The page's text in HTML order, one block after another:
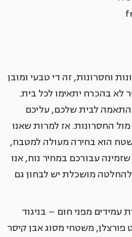
וחסרונות, זה די טבעי ומובן
לא בהכרח יתאימו לכל בית.
לבית שלכם, עליכם
החסרונות. אז למרות שאנו
הוא בחירה מעולה למטבח,
עבורכם במחיר נוח, אנו
מושכלת יש לבחון גם
עמידים מפני חום – בניגוד
פורצלן, משטחי מסוג אבן קיסר